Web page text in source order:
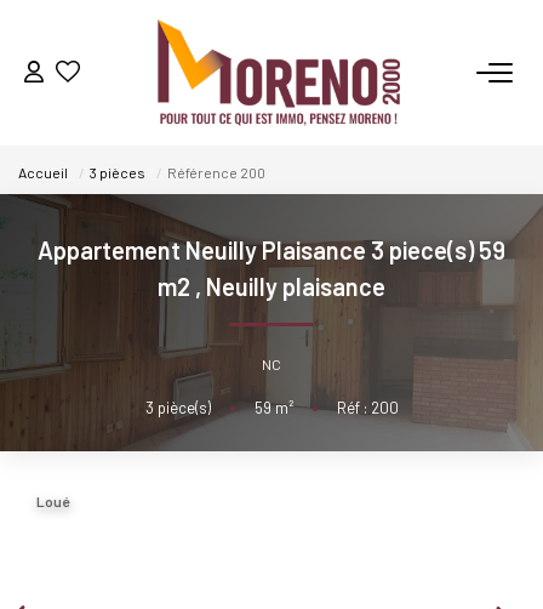
VENTES
LOCATIONS
GESTION
NOS AGENCES
Accueil 3 pièces Référence 200
Appartement Neuilly Plaisance 3 piece(s) 59
m2 , Neuilly plaisance
NC
3 pièce(s) • 59m² • Réf : 200
Loué